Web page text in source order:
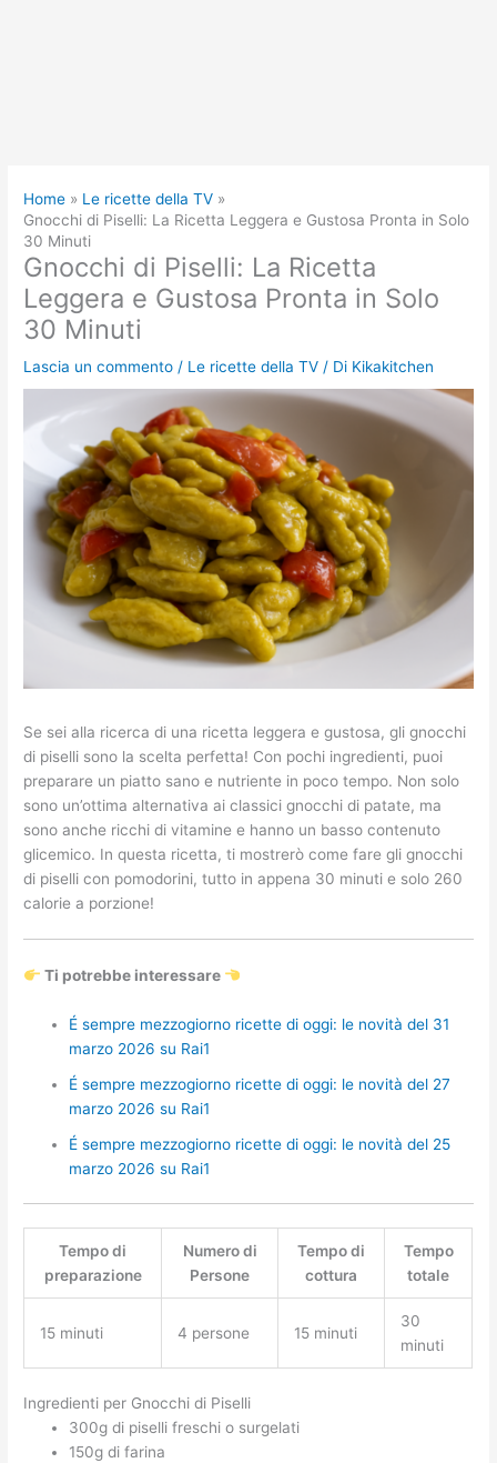
Home
Le ricette della TV
Gnocchi di Piselli: La Ricetta Leggera e Gustosa Pronta in Solo
30 Minuti
Gnocchi di Piselli: La Ricetta
Leggera e Gustosa Pronta in Solo
30 Minuti
Lascia un commento / Le ricette della TV / Di Kikakitchen
Se sei alla ricerca di una ricetta leggera e gustosa, gli gnocchi
di piselli sono la scelta perfetta! Con pochi ingredienti, puoi
preparare un piatto sano e nutriente in poco tempo. Non solo
sono un’ottima alternativa ai classici gnocchi di patate, ma
sono anche ricchi di vitamine e hanno un basso contenuto
glicemico. In questa ricetta, ti mostrerò come fare gli gnocchi
di piselli con pomodorini, tutto in appena 30 minuti e solo 260
calorie a porzione!
Ti potrebbe interessare
É sempre mezzogiorno ricette di oggi: le novità del 31
marzo 2026 su Rai1
É sempre mezzogiorno ricette di oggi: le novità del 27
marzo 2026 su Rai1
É sempre mezzogiorno ricette di oggi: le novità del 25
marzo 2026 su Rai1
Tempo di
preparazione
Numero di
Persone
Tempo di
cottura
Tempo
totale
15 minuti 4 persone 15 minuti
30
minuti
Ingredienti per Gnocchi di Piselli
300g di piselli freschi o surgelati
150g di farina